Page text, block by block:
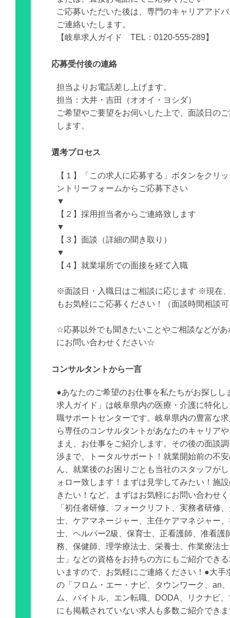
ご応募いただいた後は、専門のキャリアアド
ご連絡いたします。
【岐阜求人ガイド TEL：0120-555-289】
応募受付後の連絡
担当よりお電話差し上げます。
担当：大井・吉田（オオイ・ヨシダ）
ご希望やご要望をお伺いした上で、面談日の
します。
選考プロセス
【１】「この求人に応募する」ボタンをクリ
ントリーフォームからご応募下さい
▼
【２】採用担当者からご連絡致します
▼
【３】面談（詳細の聞き取り）
▼
【４】就業場所での面接を経て入職
※面談日・入職日はご相談に応じます ※現在
もお気軽にご応募ください！（面談時間相談
☆応募以外でも聞きたいことやご相談などがあ
にお問い合わせください☆
コンサルタントから一言
●あなたのご希望のお仕事を私たちがお探しし
求人ガイド」は岐阜県内の医療・介護に特化
職サポートセンターです。岐阜県内の豊富な
ら専任のコンサルタントがあなたのキャリア
まえ、お仕事をご紹介します。その後の面談
渉まで、トータルサポート！就業開始前の不
ん、就業後のお困りごとも当社のスタッフが
ォロー致します！まずは見学してみたい！施
きたい！など、まずはお気軽にお問い合わせ
「初任者研修、フォークリフト、実務者研修
士、ケアマネージャー、主任ケアマネジャー
士、ヘルパー2級、保育士、正看護師、准看護
務、保健師、理学療法士、栄養士、作業療法
士」などの資格をお持ちの方にもご紹介でき
いますので、お気軽にご連絡ください！●大手
の「フロム・エー・ナビ、タウンワーク、an
ム、バイトル、エン転職、DODA、リクナビ
にも掲載されていない求人も多数ご紹介でき